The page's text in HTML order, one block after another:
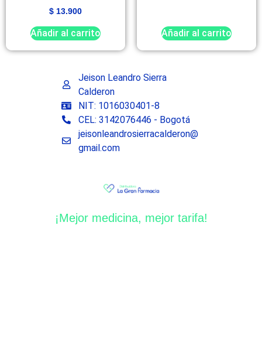
$ 13.900
Añadir al carrito Añadir al carrito
Jeison Leandro Sierra
Calderon
NIT: 1016030401-8
CEL: 3142076446 - Bogotá
jeisonleandrosierracalderon@
gmail.com
¡Mejor medicina, mejor tarifa!